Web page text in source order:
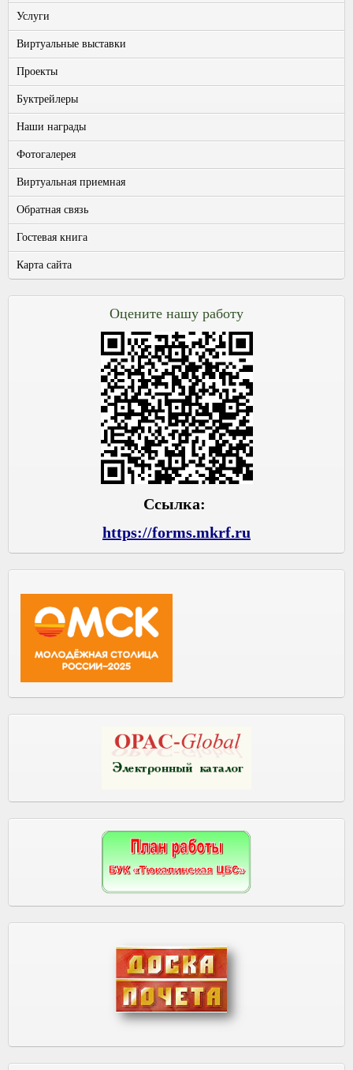
Услуги
Виртуальные выставки
Проекты
Буктрейлеры
Наши награды
Фотогалерея
Виртуальная приемная
Обратная связь
Гостевая книга
Карта сайта
Оцените нашу работу
Ссылка:
https://forms.mkrf.ru